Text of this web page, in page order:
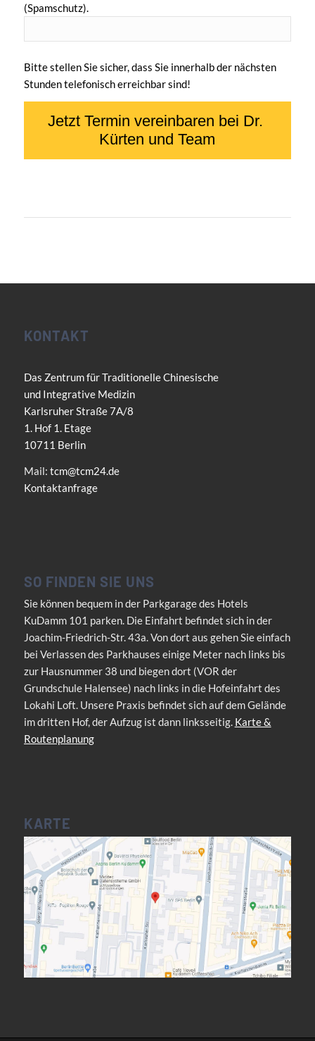
(Spamschutz).
Bitte stellen Sie sicher, dass Sie innerhalb der nächsten
Stunden telefonisch erreichbar sind!
KONTAKT
Das Zentrum für Traditionelle Chinesische
und Integrative Medizin
Karlsruher Straße 7A/8
1. Hof 1. Etage
10711 Berlin
Mail: tcm@tcm24.de
Kontaktanfrage
SO FINDEN SIE UNS
Sie können bequem in der Parkgarage des Hotels
KuDamm 101 parken. Die Einfahrt befindet sich in der
Joachim-Friedrich-Str. 43a. Von dort aus gehen Sie einfach
bei Verlassen des Parkhauses einige Meter nach links bis
zur Hausnummer 38 und biegen dort (VOR der
Grundschule Halensee) nach links in die Hofeinfahrt des
Lokahi Loft. Unsere Praxis befindet sich auf dem Gelände
im dritten Hof, der Aufzug ist dann linksseitig. Karte &
Routenplanung
KARTE